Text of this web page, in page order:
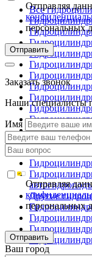
Все
металловозов
Другие
Отправляя
персональных
Отправить
Заказать звонок
Наши специалисты
Имя
Отправляя
персональных
Отправить
Ваш город